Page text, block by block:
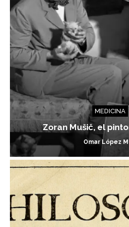
MEDICINA
Zoran Mušič, el
Omar López